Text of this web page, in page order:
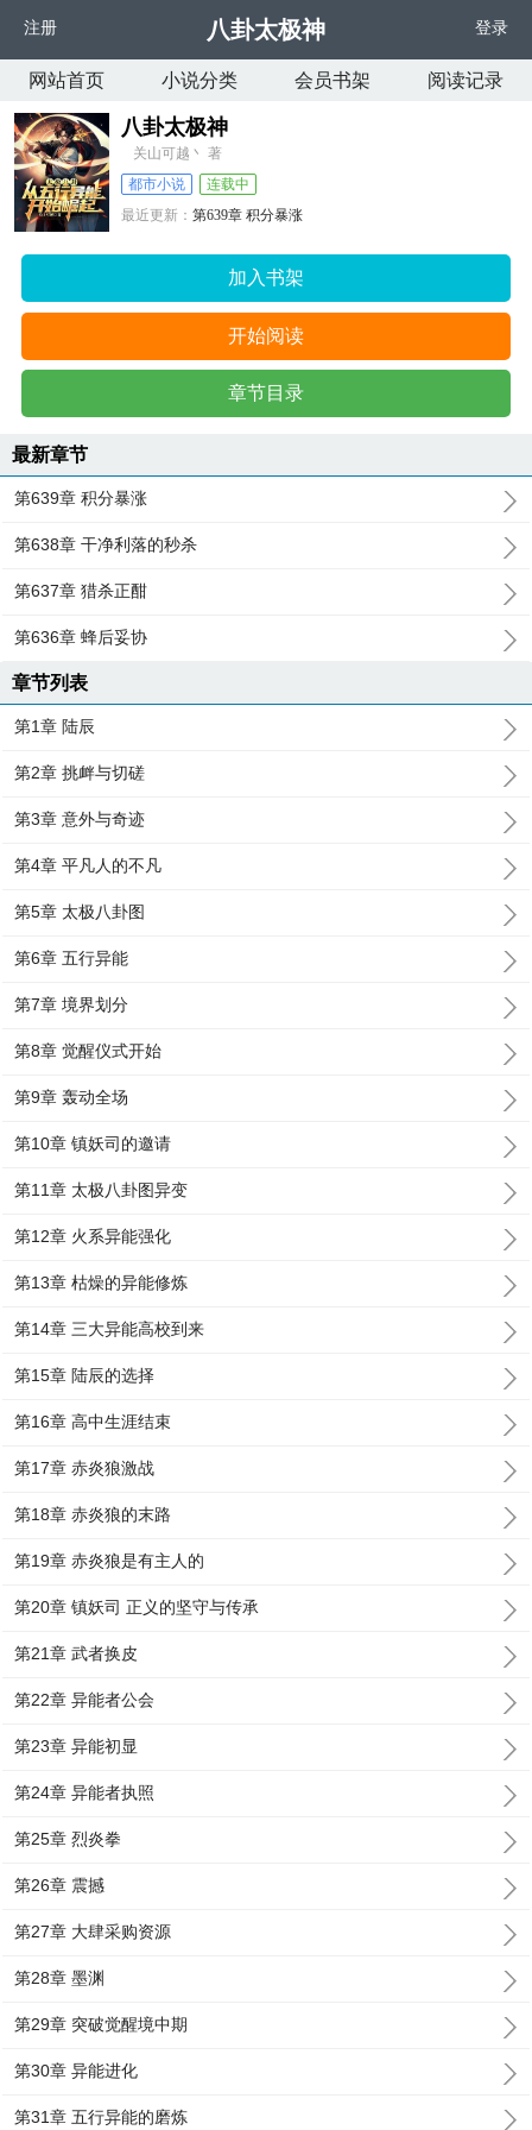
注册 八卦太极神 登录
网站首页 小说分类 会员书架 阅读记录
八卦太极神
关山可越丶 著
都市小说
连载中
最近更新：第639章 积分暴涨
加入书架
开始阅读
章节目录
最新章节
第639章 积分暴涨
第638章 干净利落的秒杀
第637章 猎杀正酣
第636章 蜂后妥协
章节列表
第1章 陆辰
第2章 挑衅与切磋
第3章 意外与奇迹
第4章 平凡人的不凡
第5章 太极八卦图
第6章 五行异能
第7章 境界划分
第8章 觉醒仪式开始
第9章 轰动全场
第10章 镇妖司的邀请
第11章 太极八卦图异变
第12章 火系异能强化
第13章 枯燥的异能修炼
第14章 三大异能高校到来
第15章 陆辰的选择
第16章 高中生涯结束
第17章 赤炎狼激战
第18章 赤炎狼的末路
第19章 赤炎狼是有主人的
第20章 镇妖司 正义的坚守与传承
第21章 武者换皮
第22章 异能者公会
第23章 异能初显
第24章 异能者执照
第25章 烈炎拳
第26章 震撼
第27章 大肆采购资源
第28章 墨渊
第29章 突破觉醒境中期
第30章 异能进化
第31章 五行异能的磨炼